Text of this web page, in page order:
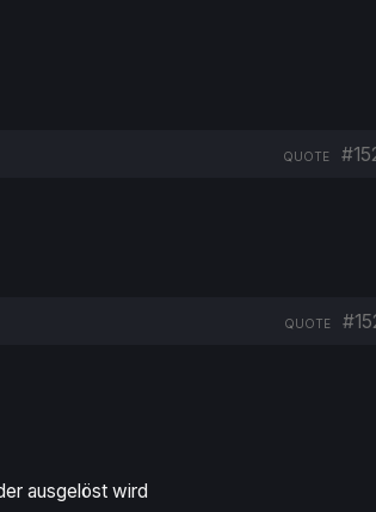
QUOTE
QUOTE
ausgelöst wird